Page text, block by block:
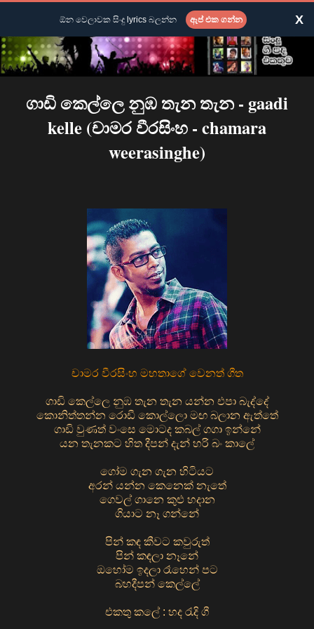
ගාඩි කෙල්ලෙ නුඹ තැන තැන - gaadi
kelle (චාමර වීරසිංහ - chamara
weerasinghe)
චාමර වීරසිංහ මහතාගේ වෙනත් ගීත
ගාඩි කෙල්ලෙ නුඹ තැන තැන යන්න එපා බැද්දේ
කොනිත්තන්න රොඩී කොල්ලො මඟ බලාන ඇත්තේ
ගාඩි වුණත් වංසෙ මොටද කබල් ගගා ඉන්නේ
යන තැනකට හිත දීපන් දැන් හරි බං කාලේ
ගෝම ගැන ගැන හිටියට
අරන් යන්න කෙනෙක් නැතේ
ගෙවල් ගානෙ කුළු හදාන
ගියාට නෑ ගන්නේ
පින් කඳ කීවට කවුරුත්
පින් කඳලා නෑනේ
ඔහෝම ඉදලා රෑහෙන් පට
බහදීපන් කෙල්ලේ
එකතු කලේ : හද රැදි ගී
ඕන වෙලාවක සිංදු lyrics බලන්න ඇප් එක ගන්න X